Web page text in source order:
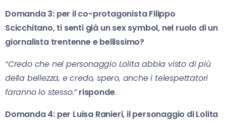
Domanda 3: per il co-protagonista Filippo
Scicchitano, ti senti già un sex symbol, nel ruolo di un
giornalista trentenne e bellissimo?
“Credo che nel personaggio Lolita abbia visto di più
della bellezza, e credo, spero, anche i telespettatori
faranno lo stesso.” risponde.
Domanda 4: per Luisa Ranieri, il personaggio di Lolita